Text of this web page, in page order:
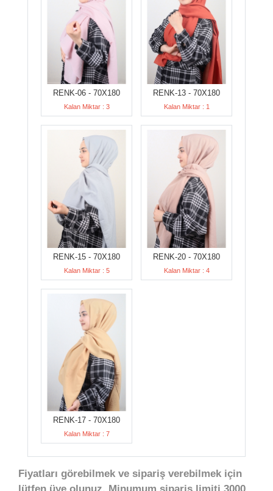
RENK-06 - 70X180
Kalan Miktar : 3
RENK-13 - 70X180
Kalan Miktar : 1
RENK-15 - 70X180
Kalan Miktar : 5
RENK-20 - 70X180
Kalan Miktar : 4
RENK-17 - 70X180
Kalan Miktar : 7
Fiyatları görebilmek ve sipariş verebilmek için